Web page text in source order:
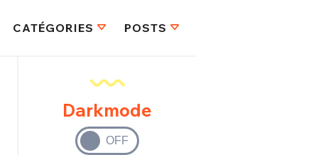
CATÉGORIES POSTS
Darkmode